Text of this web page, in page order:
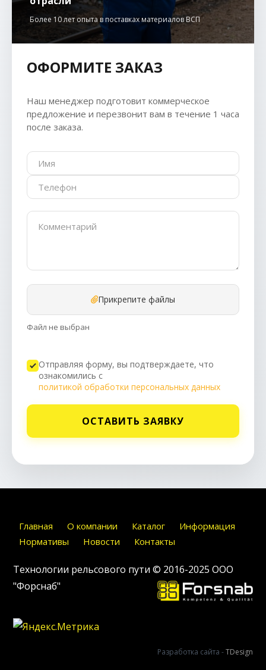
Более 10 лет опыта в поставках материалов ВСП
ОФОРМИТЕ ЗАКАЗ
Наш менеджер подготовит коммерческое
предложение и перезвонит вам в течение 1 часа
после заказа.
Прикрепите файлы
Файл не выбран
Отправляя форму, вы подтверждаете, что
ознакомились с
политикой обработки персональных данных
ОСТАВИТЬ ЗАЯВКУ
Главная О компании Каталог
Информация
Нормативы
Новости Контакты
Технологии рельсового пути © 2016-2025ООО
"Форснаб"
Разработка сайта -TDesign